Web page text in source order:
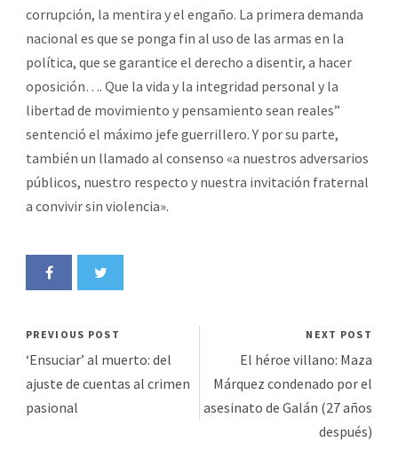
corrupción, la mentira y el engaño. La primera demanda
nacional es que se ponga fin al uso de las armas en la
política, que se garantice el derecho a disentir, a hacer
oposición…. Que la vida y la integridad personal y la
libertad de movimiento y pensamiento sean reales”
sentenció el máximo jefe guerrillero. Y por su parte,
también un llamado al consenso «a nuestros adversarios
públicos, nuestro respecto y nuestra invitación fraternal
a convivir sin violencia».
PREVIOUS POST
‘Ensuciar’ al muerto: del
ajuste de cuentas al crimen
pasional
NEXT POST
El héroe villano: Maza
Márquez condenado por el
asesinato de Galán (27 años
después)